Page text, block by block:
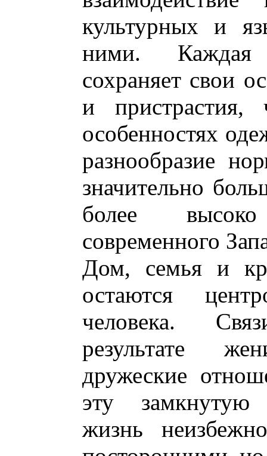
культурных и
ними. Каждая
сохраняет свои
и пристрастия,
особенностях
разнообразие
значительно
более
современного
Дом, семья и
остаются
человека.
результате
дружеские
эту замкнутую
жизнь